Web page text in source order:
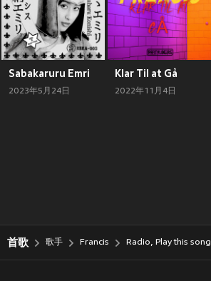
Sabakaruru Emri
2023年5月24日
Klar Til at Gå
2022年11月4日
首歌 歌手 Francis Radio, Play this song